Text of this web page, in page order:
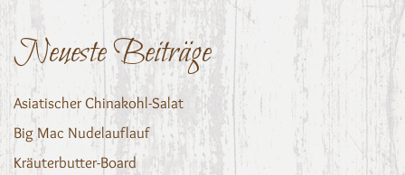
Neueste Beiträge
Asiatischer Chinakohl-Salat
Big Mac Nudelauflauf
Kräuterbutter-Board